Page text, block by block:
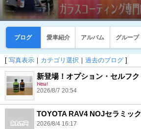
ブログ 愛車紹介 アルバム グループ
[ 写真表示 ｜ カテゴリ選択 ｜ 過去のブログ ]
新登場！オプション・セルフク
2026/8/7 20:54
TOYOTA RAV4 NOJセラミッ
2026/8/4 16:17